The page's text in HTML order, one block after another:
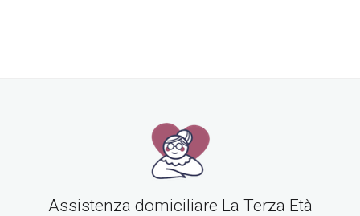
Assistenza domiciliare La Terza Età